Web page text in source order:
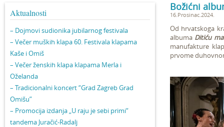
Aktualnosti
– Dojmovi sudionika jubilarnog festivala
– Večer muških klapa 60. Festivala klapama
Kaše i Omiš
– Večer ženskih klapa klapama Merla i
Oželanda
– Tradicionalni koncert “Grad Zagreb Grad
Omišu”
– Promocija izdanja „U raju je sebi primi“
tandema Juračić-Radalj
Božićni
16.Prosinac.2024.
Od hrvatskoga
albuma Ditiću
manufakture
prvome